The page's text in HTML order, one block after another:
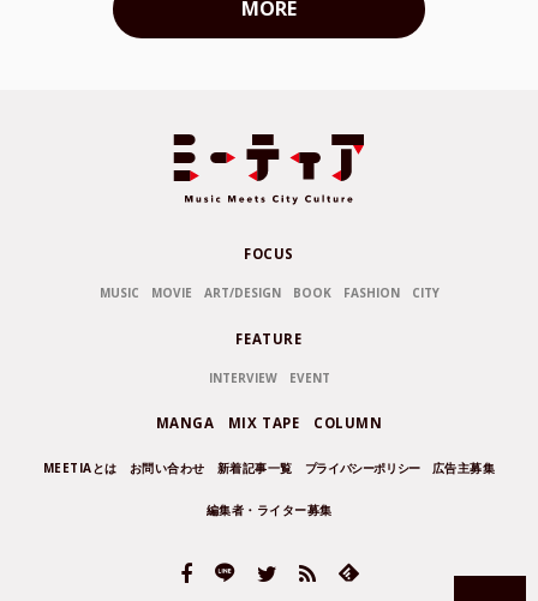
MORE
FOCUS
MUSIC MOVIE ART/DESIGN BOOK FASHION CITY
FEATURE
INTERVIEW EVENT
MANGA MIX TAPE COLUMN
MEETIAとは お問い合わせ 新着記事一覧 プライバシーポリシー 広告主募集
編集者・ライター募集